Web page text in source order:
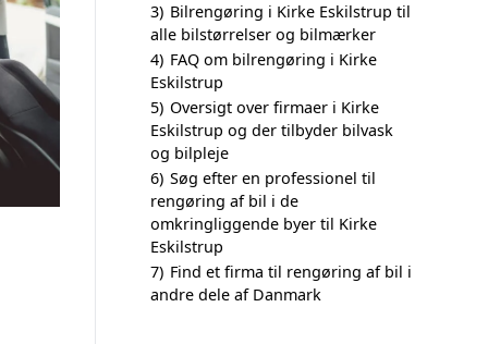
3) Bilrengøring i Kirke Eskilstrup til
alle bilstørrelser og bilmærker
4) FAQ om bilrengøring i Kirke
Eskilstrup
5) Oversigt over firmaer i Kirke
Eskilstrup og der tilbyder bilvask
og bilpleje
6) Søg efter en professionel til
rengøring af bil i de
omkringliggende byer til Kirke
Eskilstrup
7) Find et firma til rengøring af bil i
andre dele af Danmark